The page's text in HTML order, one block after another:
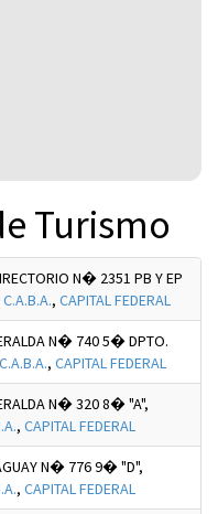
Turismo
N� 2351 PB Y EP
C.A.B.A., CAPITAL FEDERAL
N� 740 5� DPTO.
C.A.B.A., CAPITAL FEDERAL
N� 320 8� "A",
, CAPITAL FEDERAL
N� 776 9� "D",
, CAPITAL FEDERAL